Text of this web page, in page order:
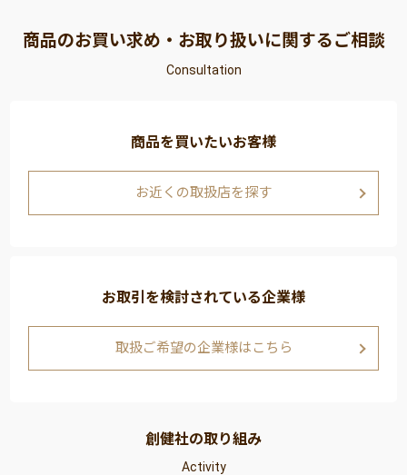
商品のお買い求め・お取り扱いに関するご相談
Consultation
商品を買いたいお客様
お近くの取扱店を探す
お取引を検討されている企業様
取扱ご希望の企業様はこちら
創健社の取り組み
Activity